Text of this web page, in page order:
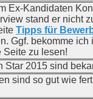
Ex-Kandidaten
stand er nicht
Tipps für
Ggf. bekomme
Seite zu lesen!
Star 2015 sind
sind so gut wie